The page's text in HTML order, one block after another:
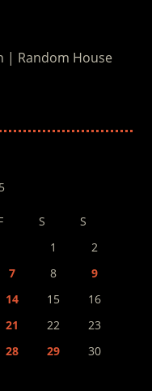
| Random House
S
S
1
2
7 8
9
14 15
16
21 22
23
28 29
30